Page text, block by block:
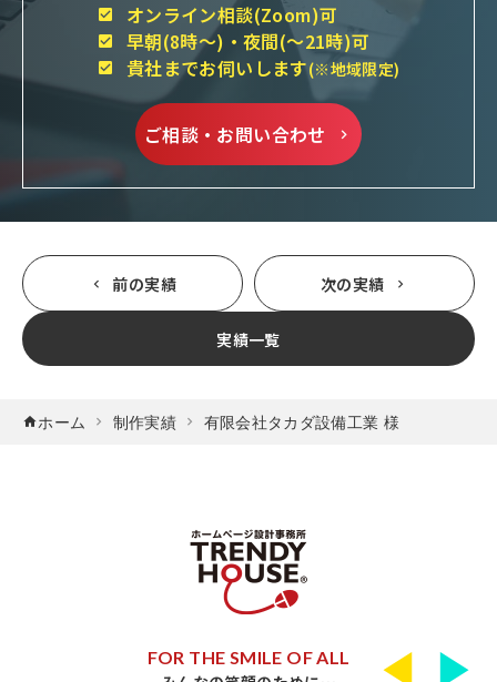
オンライン相談(Zoom)可
早朝(8時～)・夜間(～21時)可
貴社までお伺いします(※地域限定)
ご相談・お問い合わせ
前の実績 次の実績
実績一覧
ホーム 制作実績 有限会社タカダ設備工業 様
FOR THE SMILE OF ALL